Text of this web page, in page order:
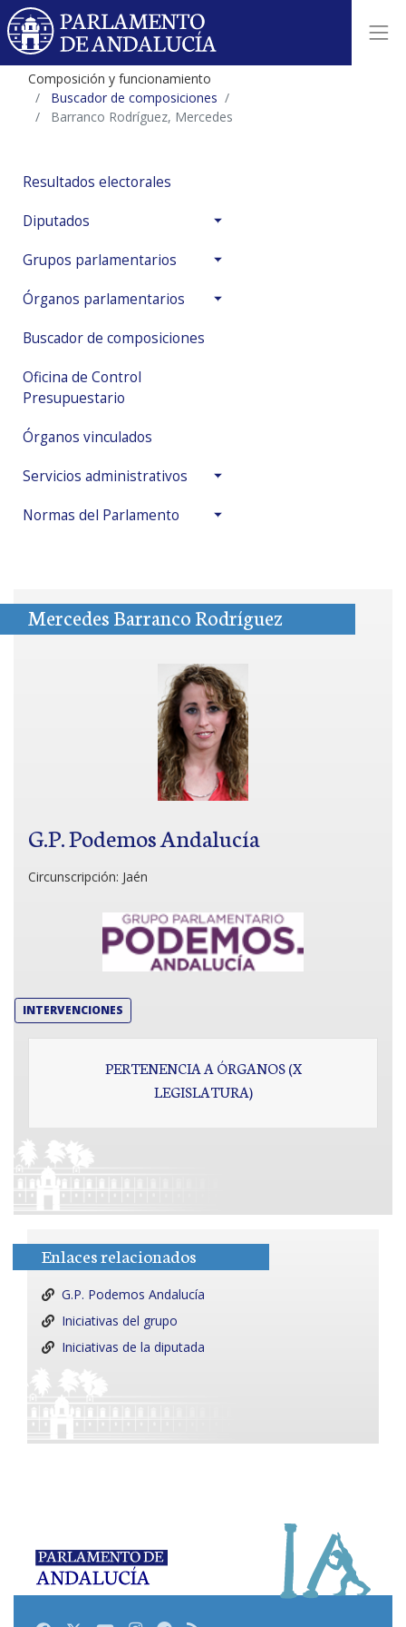
Composición y funcionamiento
Buscador de composiciones
Barranco Rodríguez, Mercedes
Resultados electorales
Diputados
Grupos parlamentarios
Órganos parlamentarios
Buscador de composiciones
Oficina de Control
Presupuestario
Órganos vinculados
Servicios administrativos
Normas del Parlamento
Mercedes Barranco Rodríguez
G.P. Podemos Andalucía
Circunscripción: Jaén
INTERVENCIONES
PERTENENCIA A ÓRGANOS (X
LEGISLATURA)
Enlaces relacionados
G.P. Podemos Andalucía
Iniciativas del grupo
Iniciativas de la diputada